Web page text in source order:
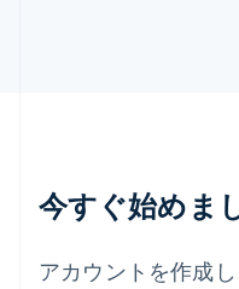
今すぐ始めま
アカウントを作成
English
Deutsch English